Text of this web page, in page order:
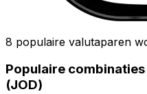
8 populaire valutaparen
Populaire
(JOD)